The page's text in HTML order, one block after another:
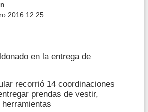
2016 12:25
en la entrega de
recorrió 14 coordinaciones
prendas de vestir,